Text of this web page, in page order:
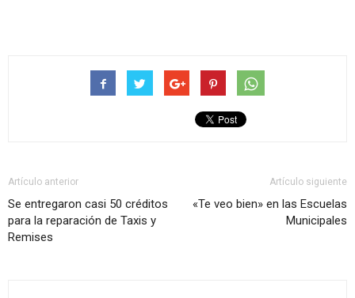
Artículo anterior
Se entregaron casi 50 créditos
para la reparación de Taxis y
Remises
Artículo siguiente
«Te veo bien» en las Escuelas
Municipales